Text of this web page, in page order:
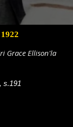
Grace Ellison'la
s.191